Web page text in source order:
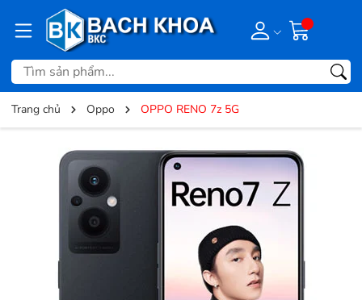
Trang chủ Oppo OPPO RENO 7z 5G